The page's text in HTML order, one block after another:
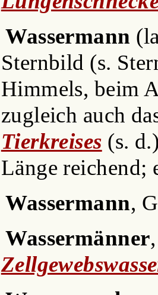
Wassermann
Sternbild (s.
Himmels, beim
zugleich auch
Tierkreises (s.
Länge reichend;
Wassermann,
Wassermänner